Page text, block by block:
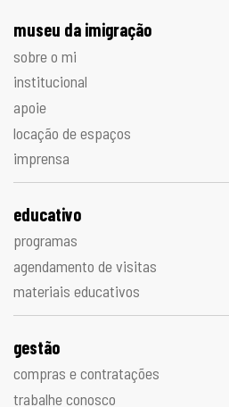
museu da imigração
sobre o mi
institucional
apoie
locação de espaços
imprensa
educativo
programas
agendamento de visitas
materiais educativos
gestão
compras e contratações
trabalhe conosco